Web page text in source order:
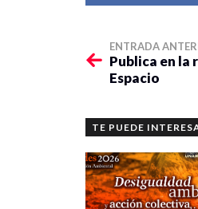
ENTRADA
Publica en la
Espacio
TE PUEDE